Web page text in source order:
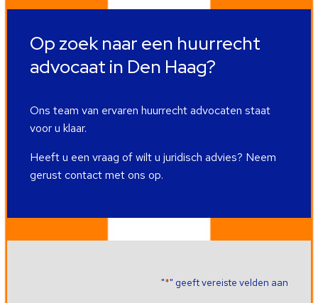
Op zoek naar een huurrecht
advocaat in Den Haag?
Ons team van ervaren huurrecht advocaten staat
voor u klaar.
Heeft u een vraag of wilt u juridisch advies? Neem
gerust contact met ons op.
"*" geeft vereiste velden aan